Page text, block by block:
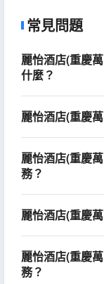
常見問題
麗怡酒店(重慶
什麼？
麗怡酒店(重慶
麗怡酒店(重慶
務？
麗怡酒店(重慶
麗怡酒店(重慶
務？